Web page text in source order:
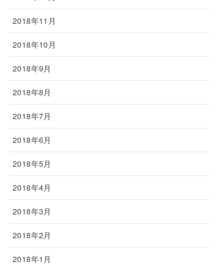
2018年11月
2018年10月
2018年9月
2018年8月
2018年7月
2018年6月
2018年5月
2018年4月
2018年3月
2018年2月
2018年1月